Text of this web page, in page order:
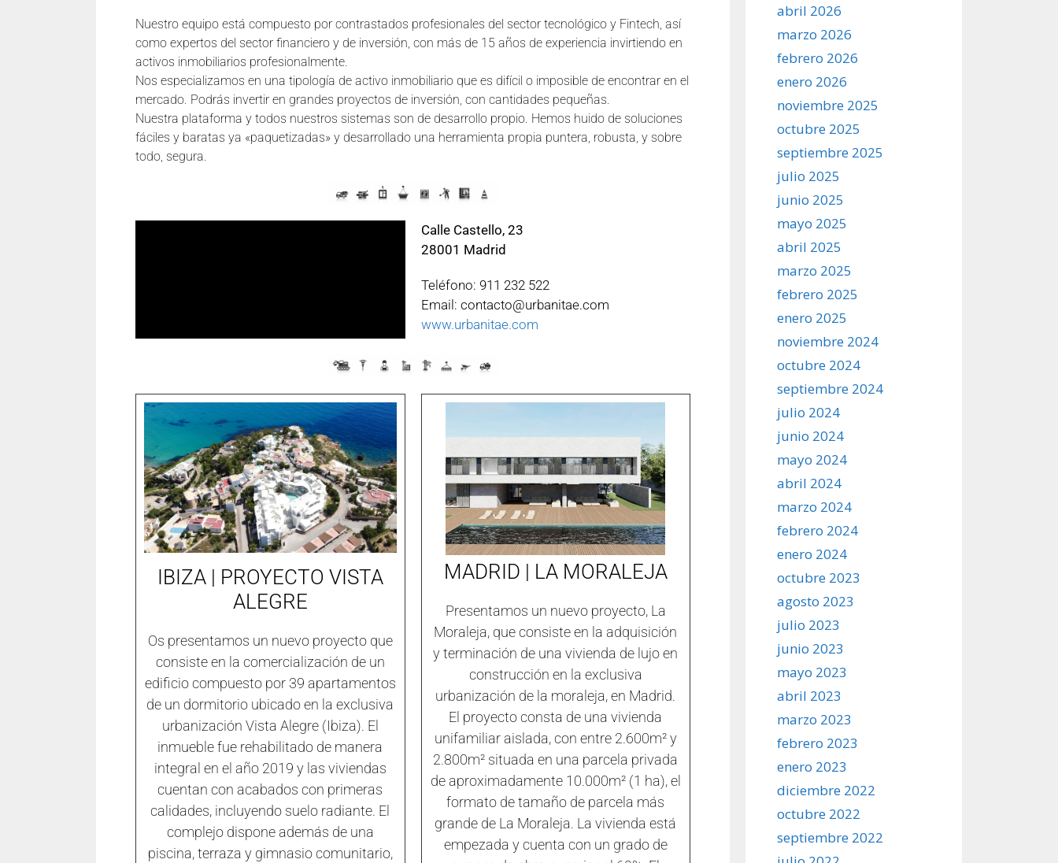
Nuestro equipo está compuesto por contrastados profesionales del sector tecnológico y Fintech, así
como expertos del sector financiero y de inversión, con más de 15 años de experiencia invirtiendo en
activos inmobiliarios profesionalmente.
Nos especializamos en una tipología de activo inmobiliario que es difícil o imposible de encontrar en el
mercado. Podrás invertir en grandes proyectos de inversión, con cantidades pequeñas.
Nuestra plataforma y todos nuestros sistemas son de desarrollo propio. Hemos huido de soluciones
fáciles y baratas ya «paquetizadas» y desarrollado una herramienta propia puntera, robusta, y sobre
todo, segura.
Calle Castello, 23
28001 Madrid
Teléfono: 911 232 522
Email: contacto@urbanitae.com
www.urbanitae.com
IBIZA | PROYECTO VISTA
ALEGRE
Os presentamos un nuevo proyecto que
consiste en la comercialización de un
edificio compuesto por 39 apartamentos
de un dormitorio ubicado en la exclusiva
urbanización Vista Alegre (Ibiza). El
inmueble fue rehabilitado de manera
integral en el año 2019 y las viviendas
cuentan con acabados con primeras
calidades, incluyendo suelo radiante. El
complejo dispone además de una
piscina, terraza y gimnasio comunitario,
MADRID | LA MORALEJA
Presentamos un nuevo proyecto, La
Moraleja, que consiste en la adquisición
y terminación de una vivienda de lujo en
construcción en la exclusiva
urbanización de la moraleja, en Madrid.
El proyecto consta de una vivienda
unifamiliar aislada, con entre 2.600m² y
2.800m² situada en una parcela privada
de aproximadamente 10.000m² (1 ha), el
formato de tamaño de parcela más
grande de La Moraleja. La vivienda está
empezada y cuenta con un grado de
abril 2026
marzo 2026
febrero 2026
enero 2026
noviembre 2025
octubre 2025
septiembre 2025
julio 2025
junio 2025
mayo 2025
abril 2025
marzo 2025
febrero 2025
enero 2025
noviembre 2024
octubre 2024
septiembre 2024
julio 2024
junio 2024
mayo 2024
abril 2024
marzo 2024
febrero 2024
enero 2024
octubre 2023
agosto 2023
julio 2023
junio 2023
mayo 2023
abril 2023
marzo 2023
febrero 2023
enero 2023
diciembre 2022
octubre 2022
septiembre 2022